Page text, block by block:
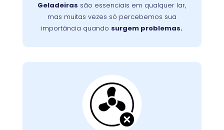
Geladeiras são essenciais em qualquer lar,
mas muitas vezes só percebemos sua
importância quando surgem problemas.
aparelhos.
Ventilação da
Geladeira Bloqueada:
Isso não só dificulta o acesso aos alimentos,